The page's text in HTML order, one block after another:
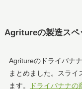
Agritureの製造スペ
Agritureのドライバナ
まとめました。スライ
ます。
ドライバナナの